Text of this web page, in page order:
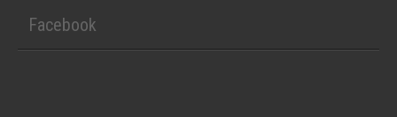
Facebook